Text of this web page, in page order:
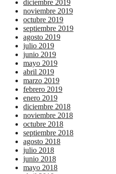
diciembre 2019
noviembre 2019
octubre 2019
septiembre 2019
agosto 2019
julio 2019
junio 2019
mayo 2019
abril 2019
marzo 2019
febrero 2019
enero 2019
diciembre 2018
noviembre 2018
octubre 2018
septiembre 2018
agosto 2018
julio 2018
junio 2018
mayo 2018